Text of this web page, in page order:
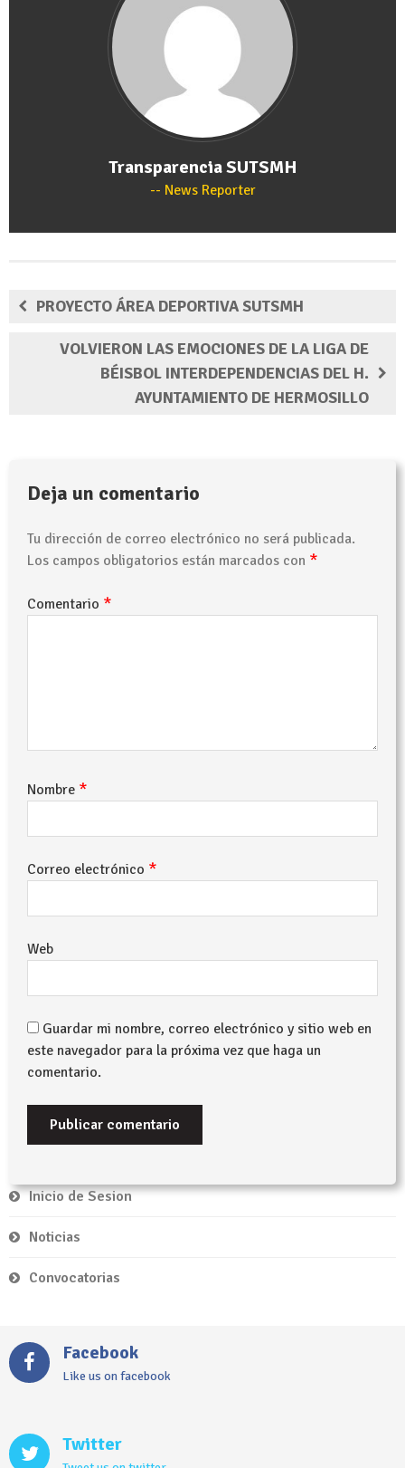
Transparencia SUTSMH
News Reporter
PROYECTO ÁREA DEPORTIVA SUTSMH
VOLVIERON LAS EMOCIONES DE LA LIGA DE
BÉISBOL INTERDEPENDENCIAS DEL H.
AYUNTAMIENTO DE HERMOSILLO
Deja un comentario
Tu dirección de correo electrónico no será publicada.
Los campos obligatorios están marcados con *
Comentario *
Nombre *
Correo electrónico *
Web
Guardar mi nombre, correo electrónico y sitio web en
este navegador para la próxima vez que haga un
comentario.
Inicio de Sesion
Noticias
Convocatorias
Facebook
Like us on facebook
Twitter